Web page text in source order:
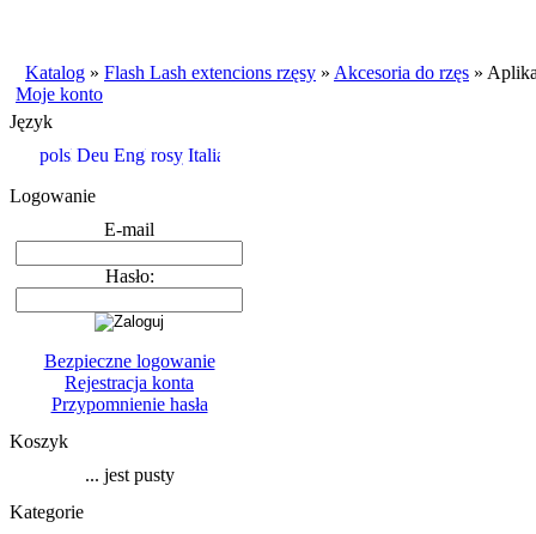
Katalog » Flash Lash extencions rzęsy » Akcesoria do rzęs »
Moje konto
Język
Logowanie
E-mail
Hasło:
Bezpieczne logowanie
Rejestracja konta
Przypomnienie hasła
Koszyk
... jest pusty
Kategorie